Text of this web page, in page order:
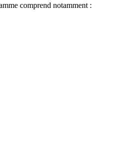
comprend notamment :